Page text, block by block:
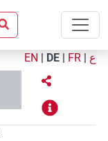
EN | DE | FR | ع